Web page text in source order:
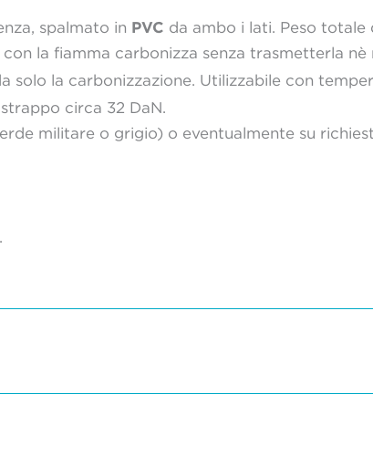
spalmato in PVC da ambo i lati. Peso
la fiamma carbonizza senza trasmetterla nè
solo la carbonizzazione. Utilizzabile con
circa 32 DaN.
militare o grigio) o eventualmente su